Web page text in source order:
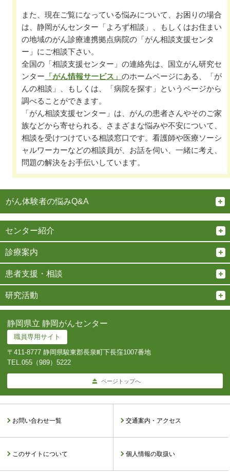
また、現在ご覧になっている悩みについて、お困りの場合
は、静岡がんセンター「よろず相談」、もしくはお住まい
の地域のがん診療連携拠点病院の「がん相談支援センタ
ー」にご相談下さい。
全国の「相談支援センター」の連絡先は、国立がん研究セ
ンター 「がん情報サービス」のホームページにある、「が
んの相談」、もしくは、「病院を探す」というページから
調べることができます。
「がん相談支援センター」は、がんの患者さんやそのご家
族などから寄せられる、さまざまな悩みや不安について、
相談を受けつけている相談窓口です。看護師や医療ソーシ
ャルワーカーなどの相談員が、お話を伺い、一緒に考え、
問題の解決をお手伝いしています。
がん体験者の悩みQ&A
センター紹介
診療案内
患者支援・相談
研究活動
静岡県立 静岡がんセンター
職員専用サイト
〒411-8777 静岡県駿東郡長泉町下長窪1007番地
TEL.055（989）5222
ページトップへ
お問い合わせ一覧 交通案内・アクセス
このサイトについて 個人情報の取扱い